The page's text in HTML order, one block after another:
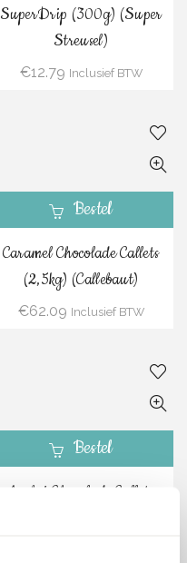
SuperDrip (300g) (Super
Streusel)
€12.79 Inclusief BTW
Bestel
Caramel Chocolade Callets
(2,5kg) (Callebaut)
€62.09 Inclusief BTW
Bestel
Aarbei Chocolade Callets